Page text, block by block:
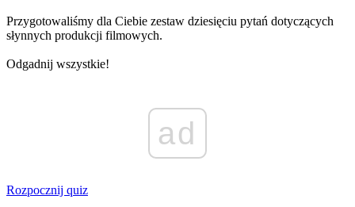
Przygotowaliśmy dla Ciebie zestaw dziesięciu pytań dotyczących
słynnych produkcji filmowych.
Odgadnij wszystkie!
ad
Rozpocznij quiz